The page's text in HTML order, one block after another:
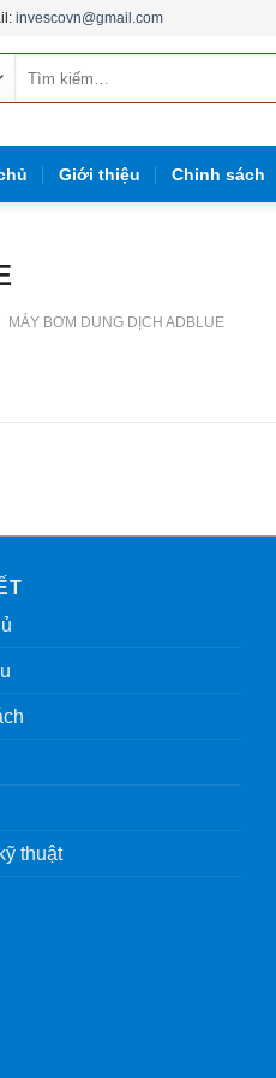
invescovn@gmail.com
kiếm:
Giới thiệu Chinh sách
MÁY BƠM DUNG DỊCH ADBLUE
thuật